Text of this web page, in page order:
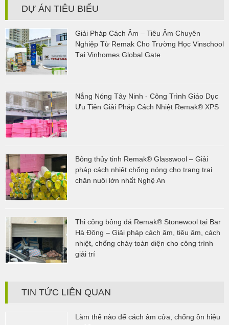
DỰ ÁN TIÊU BIỂU
Giải Pháp Cách Âm – Tiêu Âm Chuyên
Nghiệp Từ Remak Cho Trường Học Vinschool
Tại Vinhomes Global Gate
Nắng Nóng Tây Ninh - Công Trình Giáo Dục
Ưu Tiên Giải Pháp Cách Nhiệt Remak® XPS
Bông thủy tinh Remak® Glasswool – Giải
pháp cách nhiệt chống nóng cho trang trại
chăn nuôi lớn nhất Nghệ An
Thi công bông đá Remak® Stonewool tại Bar
Hà Đông – Giải pháp cách âm, tiêu âm, cách
nhiệt, chống cháy toàn diện cho công trình
giải trí
TIN TỨC LIÊN QUAN
Làm thế nào để cách âm cửa, chống ồn hiệu